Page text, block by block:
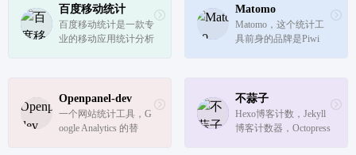
能够做出良好的决策，
从而在网上取得更大的
成功。
百度移动统计
百度移动统计是一款专
业的移动应用统计分析
Matomo
Matomo，这个统计工
具前身的品牌是Piwi
计的工具
Openpanel-dev
一个网站统计工具，G
oogle Analytics 的替
不蒜子
Hexo博客计数，Jekyll
博客计数器，Octopress